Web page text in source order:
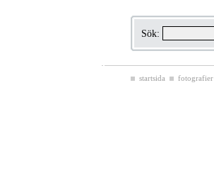
Sök:
startsida fotografier